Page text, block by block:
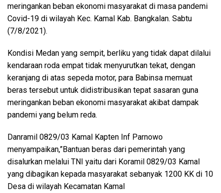
meringankan beban ekonomi masyarakat di masa pandemi
Covid-19 di wilayah Kec. Kamal Kab. Bangkalan. Sabtu
(7/8/2021).
Kondisi Medan yang sempit, berliku yang tidak dapat dilalui
kendaraan roda empat tidak menyurutkan tekat, dengan
keranjang di atas sepeda motor, para Babinsa memuat
beras tersebut untuk didistribusikan tepat sasaran guna
meringankan beban ekonomi masyarakat akibat dampak
pandemi yang belum reda.
Danramil 0829/03 Kamal Kapten Inf Parnowo
menyampaikan,”Bantuan beras dari pemerintah yang
disalurkan melalui TNI yaitu dari Koramil 0829/03 Kamal
yang dibagikan kepada masyarakat sebanyak 1200 KK di 10
Desa di wilayah Kecamatan Kamal